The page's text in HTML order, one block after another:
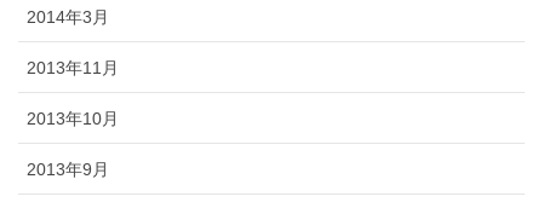
2014年3月
2013年11月
2013年10月
2013年9月